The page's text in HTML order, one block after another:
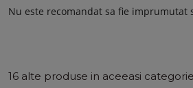
Nu este recomandat sa fie imprumutat
16 alte produse in aceeasi